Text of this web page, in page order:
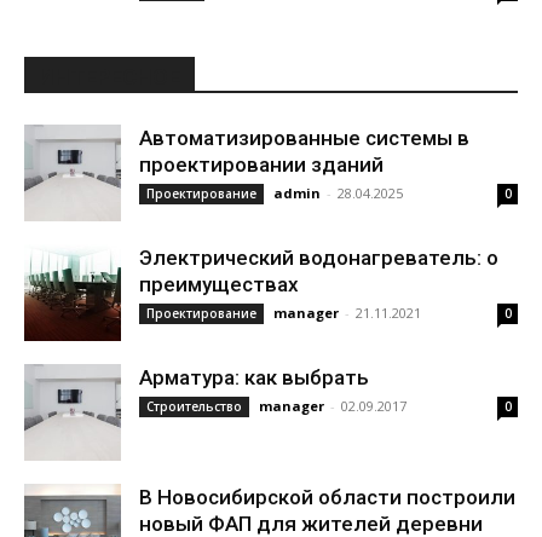
Автоматизированные системы в
проектировании зданий
Проектирование admin - 28.04.2025 0
Электрический водонагреватель: о
преимуществах
Проектирование manager - 21.11.2021 0
Арматура: как выбрать
Строительство manager - 02.09.2017 0
В Новосибирской области построили
новый ФАП для жителей деревни